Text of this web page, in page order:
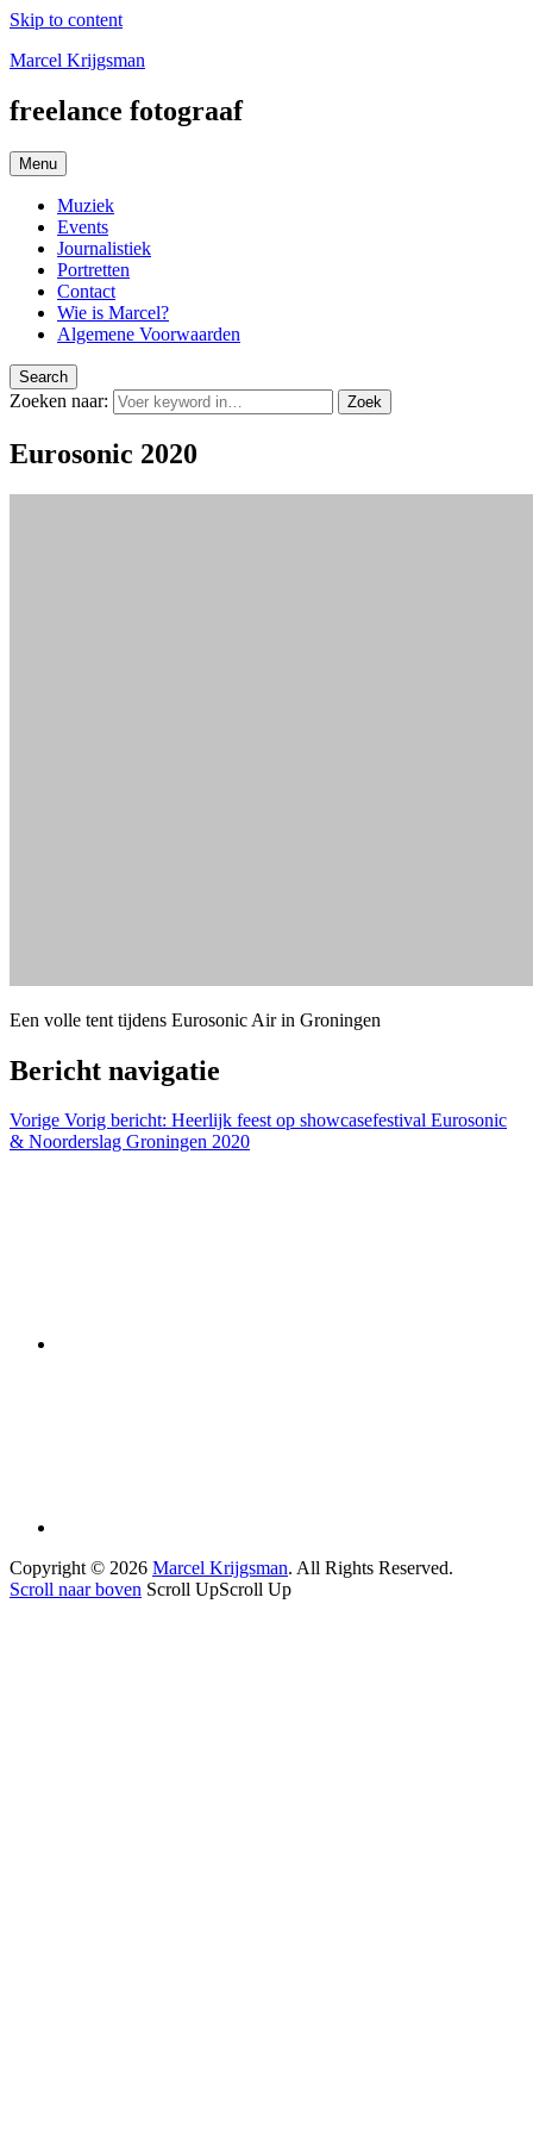
Skip to content
Marcel Krijgsman
freelance fotograaf
Menu
Muziek
Events
Journalistiek
Portretten
Contact
Wie is Marcel?
Algemene Voorwaarden
Search
Zoeken naar: Zoek
Eurosonic 2020
Een volle tent tijdens Eurosonic Air in Groningen
Bericht navigatie
Vorige Vorig bericht: Heerlijk feest op showcasefestival Eurosonic
& Noorderslag Groningen 2020
Copyright © 2026 Marcel Krijgsman. All Rights Reserved.
Scroll naar boven Scroll UpScroll Up